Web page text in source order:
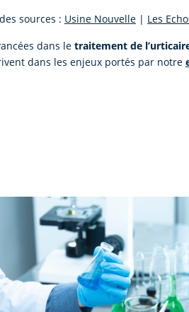
sources : Usine Nouvelle | Les
dans le traitement de
dans les enjeux portés par notre